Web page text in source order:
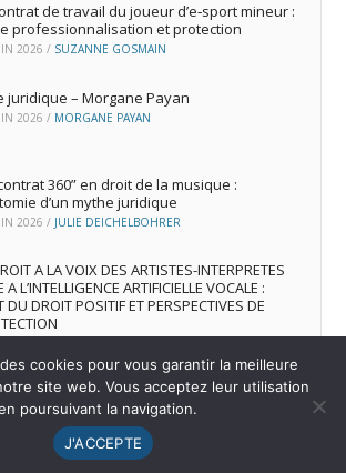
de travail du joueur d’e‑sport mineur :
professionnalisation et protection
2026 / SUZANNE GOSMAIN
juridique – Morgane Payan
2026 / MORGANE PAYAN
360” en droit de la musique :
d’un mythe juridique
2026 / JULIE DEICHELBOHRER
A LA VOIX DES ARTISTES-INTERPRETES
A L’INTELLIGENCE ARTIFICIELLE VOCALE :
DU DROIT POSITIF ET PERSPECTIVES DE
IREDIC-Mentions Légales
cookies pour vous garantir la meilleure
site web. Vous acceptez leur utilisation
poursuivant la navigation.
J'ACCEPTE